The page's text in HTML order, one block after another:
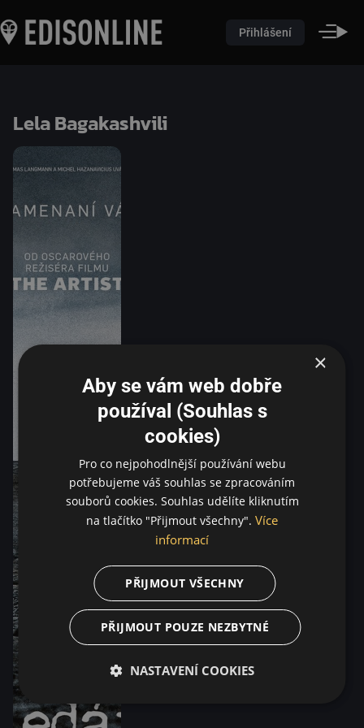
Přihlášení
Lela Bagakashvili
×
Aby se vám web dobře
používal (Souhlas s
cookies)
Pro co nejpohodlnější používání webu
potřebujeme váš souhlas se zpracováním
souborů cookies. Souhlas udělíte kliknutím
na tlačítko "Přijmout všechny". Více
informací
PŘIJMOUT VŠECHNY
PŘIJMOUT POUZE NEZBYTNÉ
NASTAVENÍ COOKIES